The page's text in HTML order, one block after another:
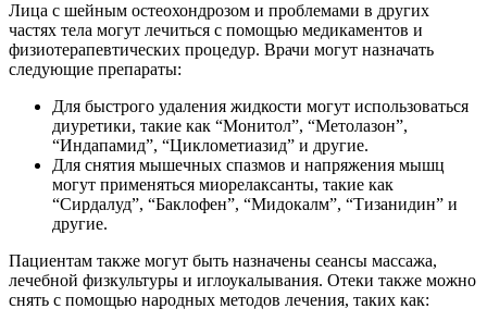
Лица с шейным остеохондрозом и проблемами в других
частях тела могут лечиться с помощью медикаментов и
физиотерапевтических процедур. Врачи могут назначать
следующие препараты:
Для быстрого удаления жидкости могут использоваться
диуретики, такие как “Монитол”, “Метолазон”,
“Индапамид”, “Циклометиазид” и другие.
Для снятия мышечных спазмов и напряжения мышц
могут применяться миорелаксанты, такие как
“Сирдалуд”, “Баклофен”, “Мидокалм”, “Тизанидин” и
другие.
Пациентам также могут быть назначены сеансы массажа,
лечебной физкультуры и иглоукалывания. Отеки также можно
снять с помощью народных методов лечения, таких как: